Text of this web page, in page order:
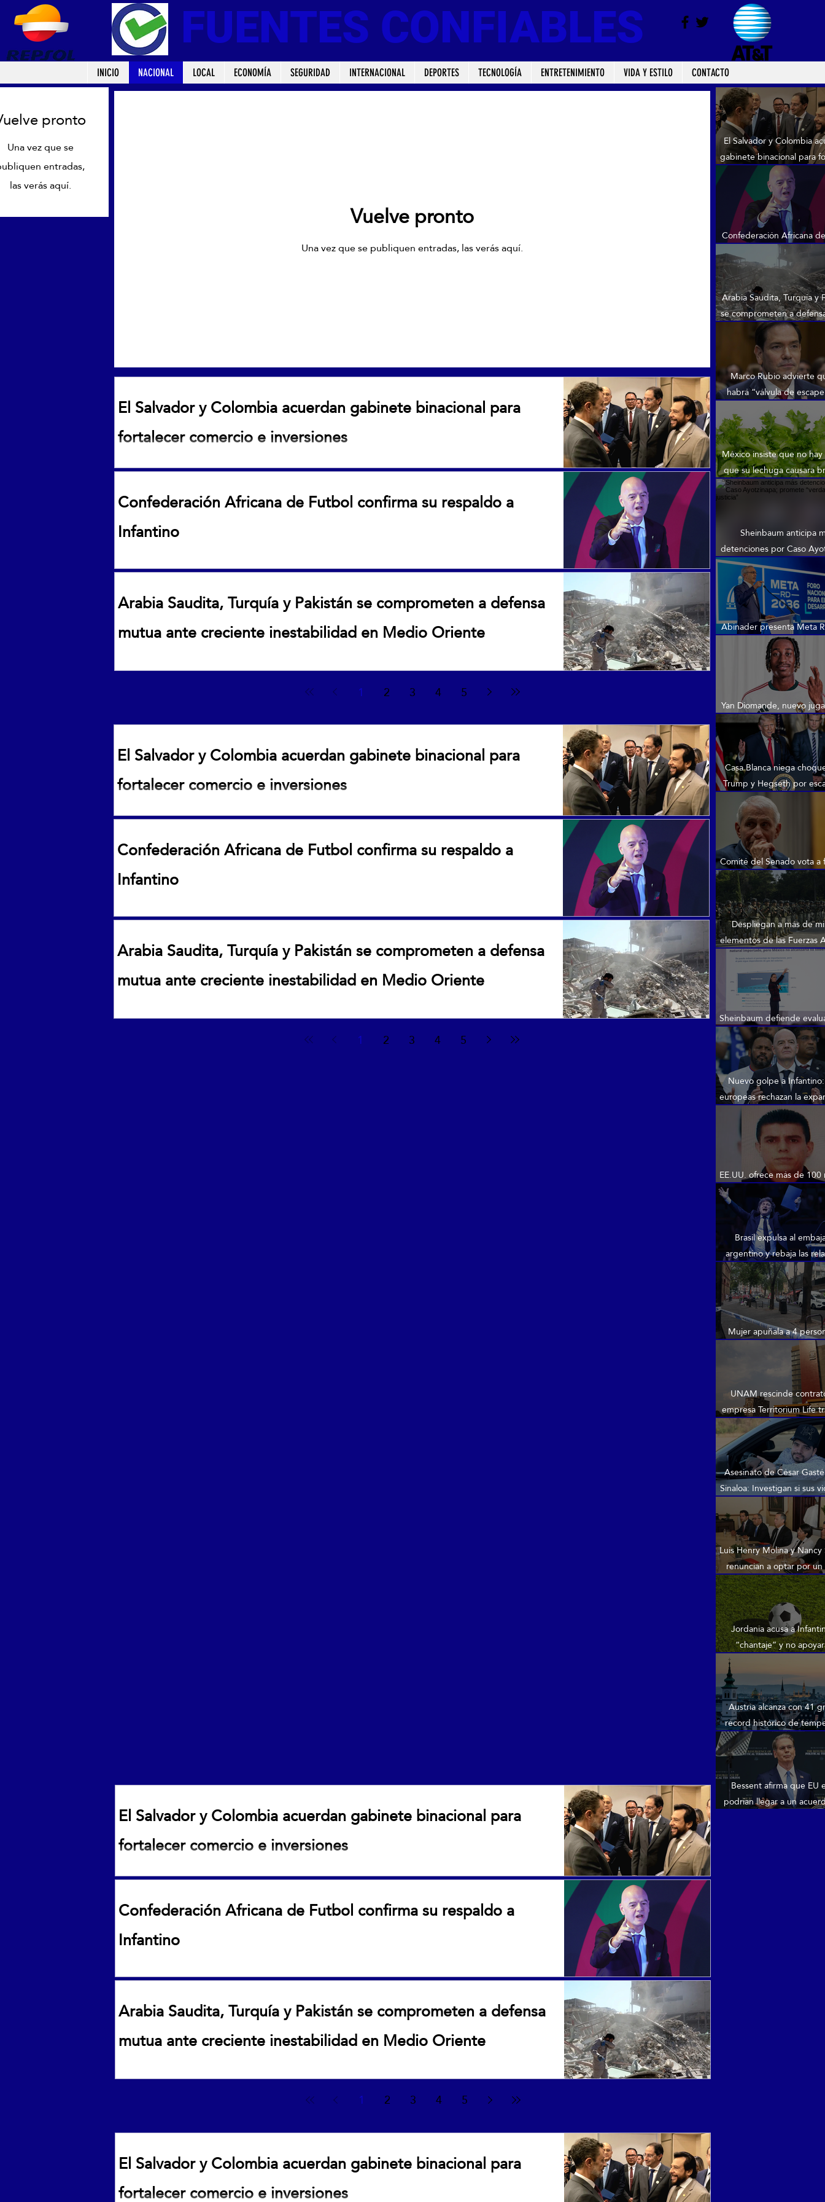
FUENTES CONFIABLES
INICIO NACIONAL LOCAL ECONOMÍA SEGURIDAD INTERNACIONAL DEPORTES TECNOLOGÍA ENTRETENIMIENTO VIDA Y ESTILO CONTACTO
pronto
Una vez que se
entradas,
las verás aquí.
Vuelve pronto
Una vez que se publiquen entradas, las verás aquí.
El Salvador y Colombia
gabinete binacional para
comercio e
Confederación Africana
confirma su respaldo a
Arabia Saudita, Turquía y
se comprometen a
ante creciente
Medio Oriente
Marco Rubio advierte
habrá “válvula de
Cuba: “No pueden
esperar”
México insiste que no
que su lechuga causara
ciclosporiasis en
Sheinbaum anticipa
detenciones por Caso
promete “verdad y
Abinader presenta Meta
como modelo
Yan Diomande, nuevo
Real Madrid
Casa Blanca niega
Trump y Hegseth por
municiones en Irán
Comité del Senado vota a
declarar a Fauci en
Despliegan a más de
elementos de las Fuerzas
en zonas
Michoacán
Sheinbaum defiende
de ‘fracking’ en
Nuevo golpe a
europeas rechazan la
las competiciones de
EE.UU. ofrece más de
recompensa por líderes
Brasil expulsa al
argentino y rebaja las
tras los insultos de Milei
Mujer apuñala a 4
Londres
UNAM rescinde
empresa Territorium Life
en el examen de
Asesinato de César
Sinaloa: Investigan si sus
redes motivaron el
Luis Henry Molina y
renuncian a optar por
período en la SCJ
Jordania acusa a
“chantaje” y no
reelección al frente de
Austria alcanza con 41
récord histórico de
máxima
Bessent afirma que EU
podrían llegar a un
El Salvador y Colombia acuerdan gabinete binacional para
fortalecer comercio e inversiones
El Salvador y Colombia acuerdan gabinete binacional para fortalecer comercio e
Confederación Africana de Futbol confirma su respaldo a
Infantino
Arabia Saudita, Turquía y Pakistán se comprometen a defensa
mutua ante creciente inestabilidad en Medio Oriente
1 2 3 4 5
El Salvador y Colombia acuerdan gabinete binacional para
fortalecer comercio e inversiones
El Salvador y Colombia acuerdan gabinete binacional para fortalecer comercio e
Confederación Africana de Futbol confirma su respaldo a
Infantino
Arabia Saudita, Turquía y Pakistán se comprometen a defensa
mutua ante creciente inestabilidad en Medio Oriente
1 2 3 4 5
El Salvador y Colombia acuerdan gabinete binacional para
fortalecer comercio e inversiones
El Salvador y Colombia acuerdan gabinete binacional para fortalecer comercio e
Confederación Africana de Futbol confirma su respaldo a
Infantino
Arabia Saudita, Turquía y Pakistán se comprometen a defensa
mutua ante creciente inestabilidad en Medio Oriente
1 2 3 4 5
El Salvador y Colombia acuerdan gabinete binacional para
fortalecer comercio e inversiones